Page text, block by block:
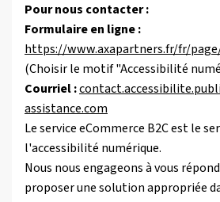
Pour nous contacter :
Formulaire en ligne :
https://www.axapartners.fr/fr/
(Choisir le motif "Accessibilité
Courriel :
assistance.com
Le service eCommerce B2C est le
l'accessibilité numérique.
Nous nous engageons à vous
proposer une solution appropriée